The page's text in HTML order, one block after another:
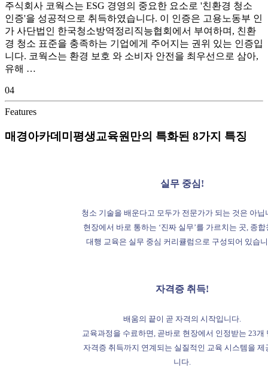
㈜베스턴, 국내 최초 ‘항공기 기내 청소 분야’ 친환경 청소 인증 공식 획득
매경아카데미 2025-09-19
매경아카데미 2025-09-19
주식회사 코웍스는 ESG 경영의 중요한 요소로 '친환경 청소
인증'을 성공적으로 취득하였습니다. 이 인증은 고용노동부 인
가 사단법인 한국청소방역정리직능협회에서 부여하며, 친환
경 청소 표준을 충족하는 기업에게 주어지는 권위 있는 인증입
니다. 코웍스는 환경 보호 와 소비자 안전을 최우선으로 삼아,
유해 …
04
Features
매경아카데미평생교육원만의 특화된 8가지 특징
실무 중심!
청소 기술을 배운다고 모두가 전문가가 되는 것은 아닙
현장에서 바로 통하는 ‘진짜 실무’를 가르치는 곳, 종합
대행 교육은 실무 중심 커리큘럼으로 구성되어 있습
자격증 취득!
배움의 끝이 곧 자격의 시작입니다.
교육과정을 수료하면, 곧바로 현장에서 인정받는 23개
자격증 취득까지 연계되는 실질적인 교육 시스템을 제
니다.